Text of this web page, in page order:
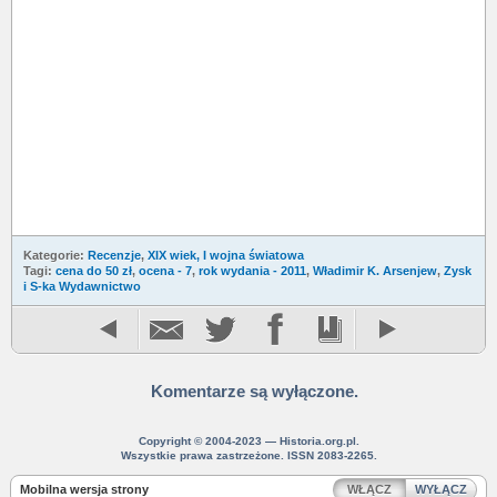
Kategorie: Recenzje, XIX wiek, I wojna światowa
Tagi: cena do 50 zł, ocena - 7, rok wydania - 2011, Władimir K. Arsenjew, Zysk
i S-ka Wydawnictwo
Komentarze są wyłączone.
Copyright © 2004-2023 — Historia.org.pl.
Wszystkie prawa zastrzeżone. ISSN 2083-2265.
Mobilna wersja strony WŁĄCZ WYŁĄCZ